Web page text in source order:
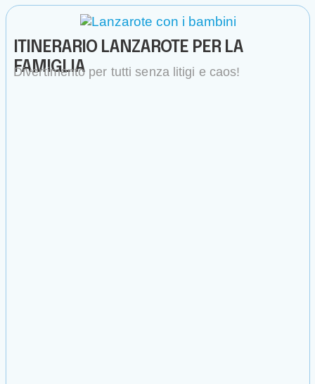
ITINERARIO LANZAROTE PER LA
FAMIGLIA
Divertimento per tutti senza litigi e caos!